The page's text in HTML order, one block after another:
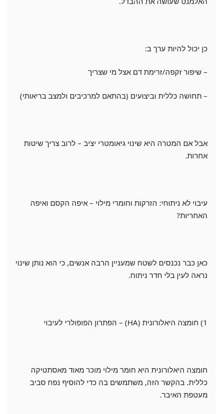
כן יכול להיות ערך ב:
– שיפור זקפה/זרימת דם אצל מי שצריך
– תחושה כללית וביצועים (בהתאם למרכיבים ולמצב בריאותי)
אבל אם המטרה היא שינוי גיאומטרי יציב – לרוב צריך שיטות
אחרות.
עיבוי לא ניתוחי: הזרקות וחומרי מילוי – איפה הקסם ואיפה
האחריות?
כאן כבר נכנסים לשטח שמעניין הרבה אנשים, כי הוא נותן שינוי
נראה לעין בלי חדר ניתוח.
1) חומצה היאלורונית (HA) – הפתרון הפופולרי לעיבוי
חומצה היאלורונית היא חומר מילוי מוכר מאוד מאסתטיקה
כללית. בהקשר הזה, משתמשים בה כדי להוסיף נפח סביב
מעטפת האיבר.